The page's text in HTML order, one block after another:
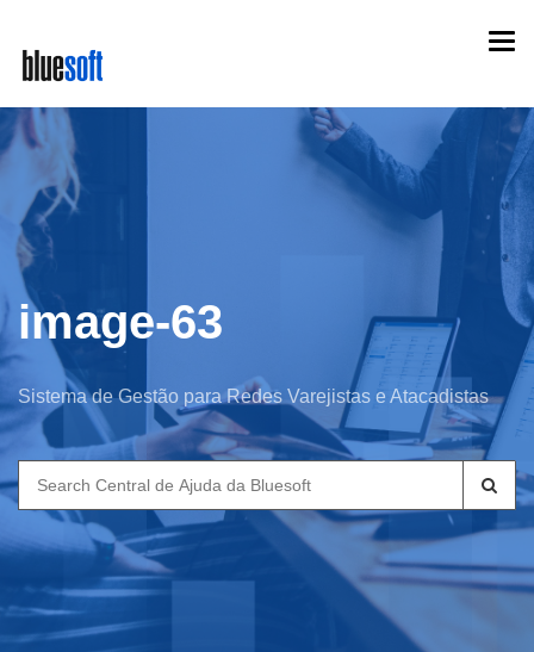
main
content
image-63
Sistema de Gestão para Redes Varejistas e Atacadistas
Search
for: